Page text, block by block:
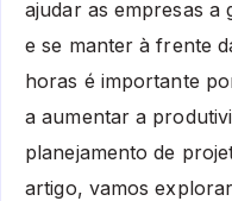
ajudar as empresas a
e se manter à frente
horas é importante
a aumentar a
planejamento de
artigo, vamos